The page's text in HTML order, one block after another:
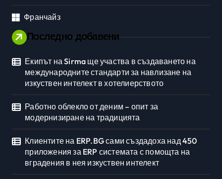
Франчайз
Последно добавени
Екипът на Sirma ще участва в създаването на
международните стандарти за навлизане на
изкуствен интелект в хотелиерството
Работно облекло от деним – опит за
модернизиране на традицията
Клиентите на ERP.BG сами създадоха над 450
приложения за ERP системата с помощта на
вградения в нея изкуствен интелект